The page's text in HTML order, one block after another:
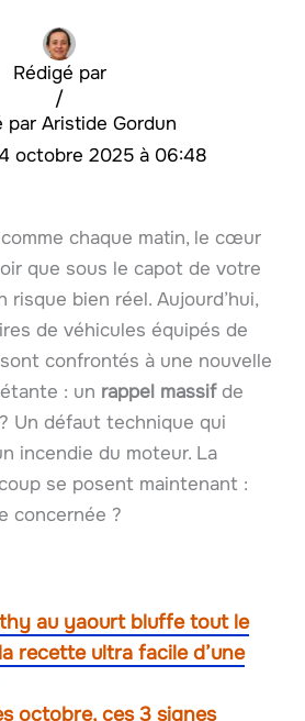
Rédigé par
Aristide Gordun
/
octobre 2025 à 06:48
chaque matin, le cœur
que sous le capot de votre
bien réel. Aujourd’hui,
de véhicules équipés de
sont confrontés à une nouvelle
: un rappel massifde
Un défaut technique qui
incendie du moteur. La
se posent maintenant :
concernée ?
au yaourt bluffe tout le
recette ultra facile d’une
octobre, ces 3 signes